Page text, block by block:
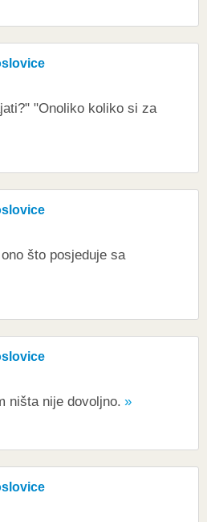
"Onoliko koliko si za
što posjeduje sa
ništa nije dovoljno.